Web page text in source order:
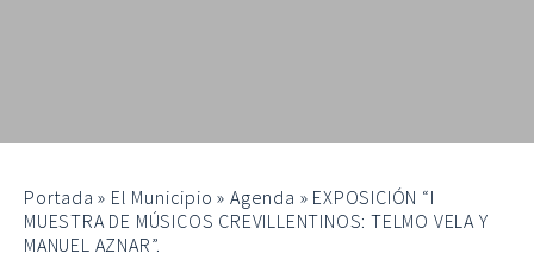
Portada » El Municipio »Agenda » EXPOSICIÓN “I
MUESTRA DE MÚSICOS CREVILLENTINOS: TELMO VELA Y
MANUEL AZNAR”.